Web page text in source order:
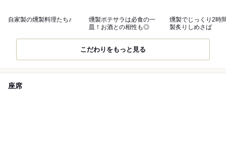
自家製の燻製料理たち♪
燻製ポテサラは必食の一
皿！お酒との相性も◎
燻製でじっくり2時
製炙りしめさば
こだわりをもっと見る
座席